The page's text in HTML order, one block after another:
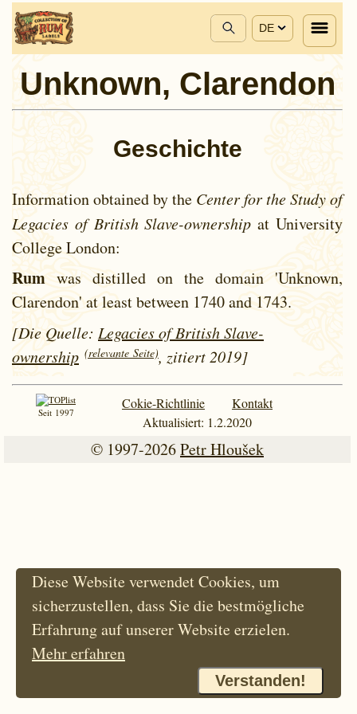
DE
Unknown, Clarendon
Geschichte
Information obtained by the Center for the Study of
Legacies of British Slave-ownership at University
College London:
Rum was distilled on the domain 'Unknown,
Clarendon' at least between 1740 and 1743.
[Die Quelle: Legacies of British Slave-
ownership (relevante Seite), zitiert 2019]
Seit 1997
Cokie-Richtlinie
Kontakt
Aktualisiert: 1.2.2020
© 1997-2026Petr Hloušek
Diese Website verwendet Cookies, um
sicherzustellen, dass Sie die bestmögliche
Erfahrung auf unserer Website erzielen.
Mehr erfahren
Verstanden!